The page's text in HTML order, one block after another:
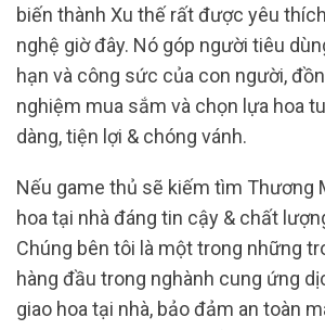
biến thành Xu thế rất được yêu
nghệ giờ đây. Nó góp người tiêu
hạn và công sức của con người,
nghiệm mua sắm và chọn lựa hoa
dàng, tiện lợi & chóng vánh.
Nếu game thủ sẽ kiếm tìm Thương
hoa tại nhà đáng tin cậy & chất
Chúng bên tôi là một trong những
hàng đầu trong nghành cung ứng
giao hoa tại nhà, bảo đảm an toàn